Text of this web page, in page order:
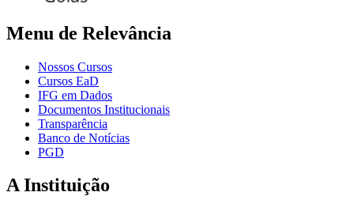
Menu de Relevância
Nossos Cursos
Cursos EaD
IFG em Dados
Documentos Institucionais
Transparência
Banco de Notícias
PGD
A Instituição